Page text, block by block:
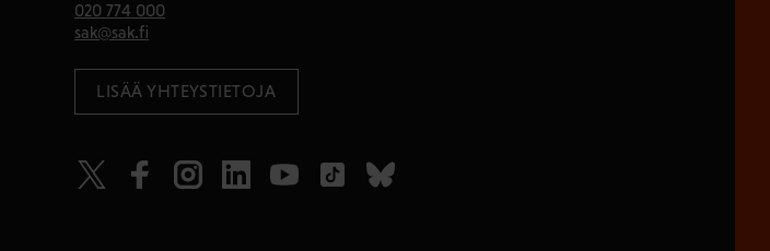
020 774 000
sak@sak.fi
LISÄÄ YHTEYSTIETOJA